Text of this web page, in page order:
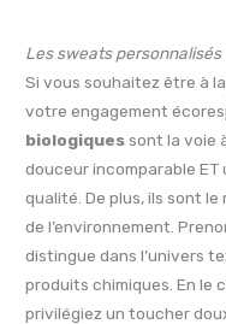
Les sweats
Si vous souhaitez être à
votre engagement
biologiquessont la voie
douceur incomparable
qualité. De plus, ils sont
de l’environnement.
distingue dans l’univers
produits chimiques. En le
privilégiez un toucher